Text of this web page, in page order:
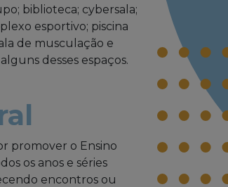
biblioteca; cybersala;
esportivo; piscina
de musculação e
desses espaços.
promover o Ensino
os anos e séries
encontros ou